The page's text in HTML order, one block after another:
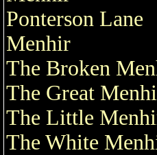
Ponterson Lane
Menhir
The Broken
The Great
The Little
The White